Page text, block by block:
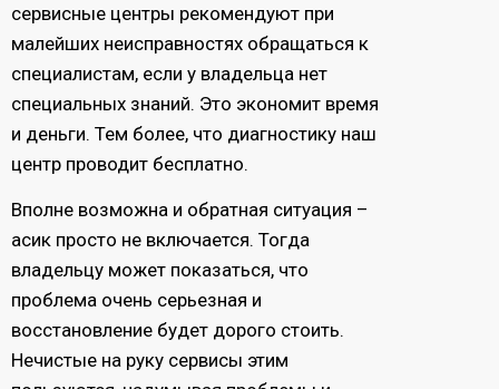
сервисные центры рекомендуют при
малейших неисправностях обращаться к
специалистам, если у владельца нет
специальных знаний. Это экономит время
и деньги. Тем более, что диагностику наш
центр проводит бесплатно.
Вполне возможна и обратная ситуация –
асик просто не включается. Тогда
владельцу может показаться, что
проблема очень серьезная и
восстановление будет дорого стоить.
Нечистые на руку сервисы этим